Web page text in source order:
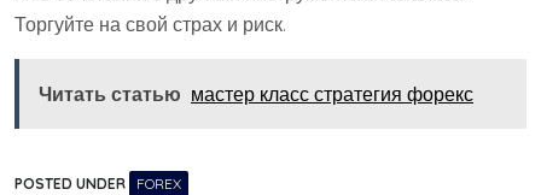
Торгуйте на свой страх и риск.
Читать статью мастер класс стратегия форекс
POSTED UNDER FOREX